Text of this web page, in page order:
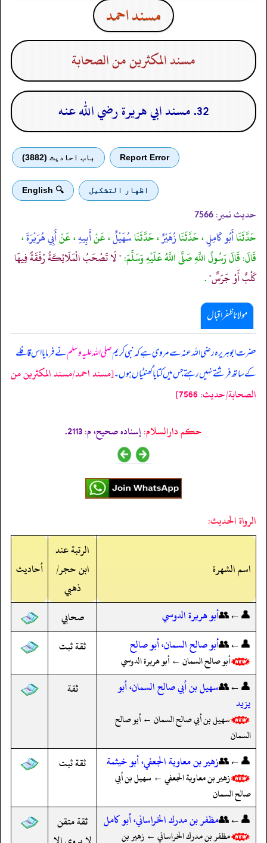
مسند احمد
مسند المكثرين من الصحابة
32. مسند ابي هريرة رضي الله عنه
Report Error باب احادیث (3882)
اظهار التشكيل 🔍 English
حدیث نمبر: 7566
حَدَّثَنَاأَبُو كَامِلٍ، حَدَّثَنَازُهَيْرٌ، حَدَّثَنَاسُهَيْلٌ، عَنْأَبِيهِ، عَنْأَبِي هُرَيْرَةَ،
قَالَ: قَالَ رَسُولُ اللَّهِ صَلَّى اللَّهُ عَلَيْهِ وَسَلَّمَ:" لَا تَصْحَبُ الْمَلَائِكَةُ رُفْقَةً فِيهَا
كَلْبٌ أَوْ جَرَسٌ".
مولانا ظفر اقبال
حضرت ابوہریرہ رضی اللہ عنہ سے مروی ہے کہ نبی کریمصلی اللہ علیہ وسلمنے فرمایا اس قافلے
کے ساتھ فرشتے نہیں رہتے جس میں کتا یا گھنٹیاں ہوں۔[مسند احمد/مسند المكثرين من
الصحابة/حدیث: 7566]
حکم دارالسلام:إسناده صحيح، م: 2113.
الرواة الحديث:
اسم الشهرة
الرتبة عند
ابن حجر/
ذهبي
أحاديث
👤←👥أبو هريرة الدوسي
صحابي
👤←👥أبو صالح السمان، أبو صالح
أبو صالح السمان ← أبو هريرة الدوسي
ثقة ثبت
👤←👥سهيل بن أبي صالح السمان، أبو
يزيد
سهيل بن أبي صالح السمان ← أبو صالح
السمان
ثقة
👤←👥زهير بن معاوية الجعفي، أبو خيثمة
زهير بن معاوية الجعفي ← سهيل بن أبي
صالح السمان
ثقة ثبت
👤←👥مظفر بن مدرك الخراساني، أبو كامل
مظفر بن مدرك الخراساني ← زهير بن
ثقة متقن